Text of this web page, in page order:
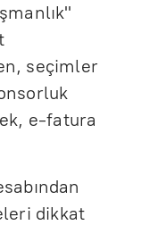
seçimler
e-fatura
dikkat